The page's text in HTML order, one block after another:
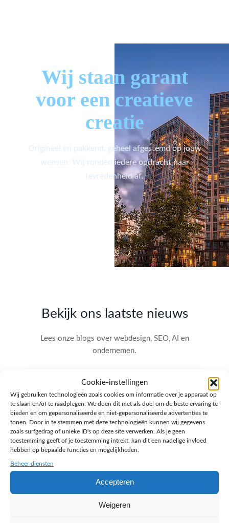
Cookie-instellingen
Wij gebruiken technologieën zoals cookies om informatie over je apparaat op
te slaan en/of te raadplegen. We doen dit met als doel om de beste ervaring te
bieden en om gepersonaliseerde en niet-gepersonaliseerde advertenties te
tonen. Door in te stemmen met deze technologieën kunnen wij gegevens
zoals surfgedrag of unieke ID's op deze site verwerken. Als je geen
toestemming geeft of je toestemming intrekt, kan dit een nadelige invloed
hebben op bepaalde functies en mogelijkheden.
Beheer diensten
Accepteren
Weigeren
Wij staan garant
voor een creatieve
creatie
Origineel en pakkend, geheel afgestemd op jouw
wensen. Wij ronden iedere opdracht naar
tevredenheid af.
Bekijk ons laatste nieuws
Lees onze blogs over webdesign, SEO, AI en
ondernemen.